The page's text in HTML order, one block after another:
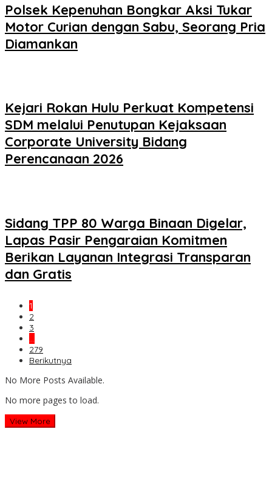
Polsek Kepenuhan Bongkar Aksi Tukar
Motor Curian dengan Sabu, Seorang Pria
Diamankan
Kejari Rokan Hulu Perkuat Kompetensi
SDM melalui Penutupan Kejaksaan
Corporate University Bidang
Perencanaan 2026
Sidang TPP 80 Warga Binaan Digelar,
Lapas Pasir Pengaraian Komitmen
Berikan Layanan Integrasi Transparan
dan Gratis
1
2
3
…
279
Berikutnya
No More Posts Available.
No more pages to load.
View More